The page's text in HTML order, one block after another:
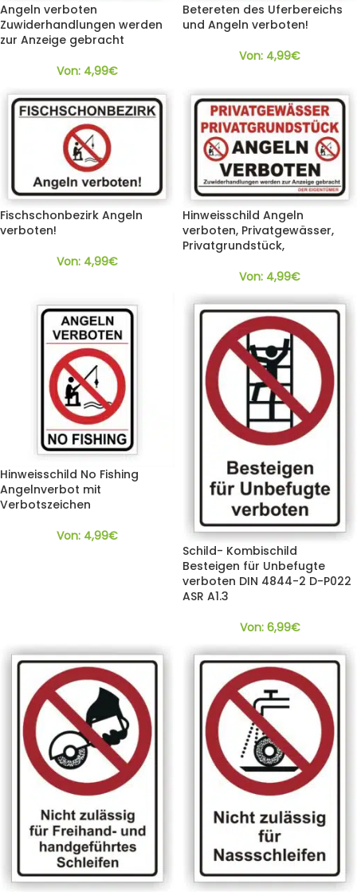
Angeln verboten
Zuwiderhandlungen werden
zur Anzeige gebracht
Von: 4,99€
Betereten des Uferbereichs
und Angeln verboten!
Von: 4,99€
Fischschonbezirk Angeln
verboten!
Von: 4,99€
Hinweisschild Angeln
verboten, Privatgewässer,
Privatgrundstück,
Von: 4,99€
Hinweisschild No Fishing
Angelnverbot mit
Verbotszeichen
Von: 4,99€
Schild- Kombischild
Besteigen für Unbefugte
verboten DIN 4844-2 D-P022
ASR A1.3
Von: 6,99€